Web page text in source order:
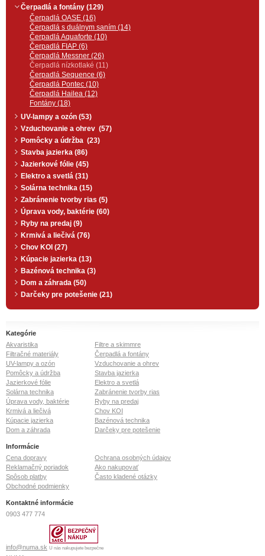
Čerpadlá a fontány (129)
Čerpadlá OASE (16)
Čerpadlá s duálnym saním (14)
Čerpadlá Aquaforte (10)
Čerpadlá FIAP (6)
Čerpadlá Messner (26)
Čerpadlá nízkotlaké (11)
Čerpadlá Sequence (6)
Čerpadlá Pontec (10)
Čerpadlá Hailea (12)
Fontány (18)
UV-lampy a ozón (53)
Vzduchovanie a ohrev (57)
Pomôcky a údržba (23)
Stavba jazierka (86)
Jazierkové fólie (45)
Elektro a svetlá (31)
Solárna technika (15)
Zabránenie tvorby rias (5)
Úprava vody, baktérie (60)
Ryby na predaj (9)
Krmivá a liečivá (76)
Chov KOI (27)
Kúpacie jazierka (13)
Bazénová technika (3)
Dom a záhrada (50)
Darčeky pre potešenie (21)
Kategórie
Akvaristika
Filtre a skimmre
Filtračné materiály
Čerpadlá a fontány
UV-lampy a ozón
Vzduchovanie a ohrev
Pomôcky a údržba
Stavba jazierka
Jazierkové fólie
Elektro a svetlá
Solárna technika
Zabránenie tvorby rias
Úprava vody, baktérie
Ryby na predaj
Krmivá a liečivá
Chov KOI
Kúpacie jazierka
Bazénová technika
Dom a záhrada
Darčeky pre potešenie
Informácie
Cena dopravy
Ochrana osobných údajov
Reklamačný poriadok
Ako nakupovať
Spôsob platby
Často kladené otázky
Obchodné podmienky
Kontaktné informácie
0903 477 774
info@numa.sk U nás nakupujete bezpečne